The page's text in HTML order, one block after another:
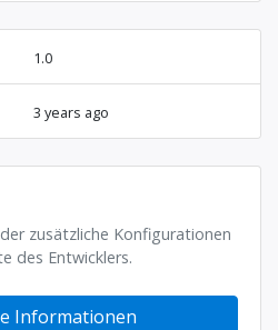
1.0
3 years ago
zusätzliche Konfigurationen
des Entwicklers.
Informationen